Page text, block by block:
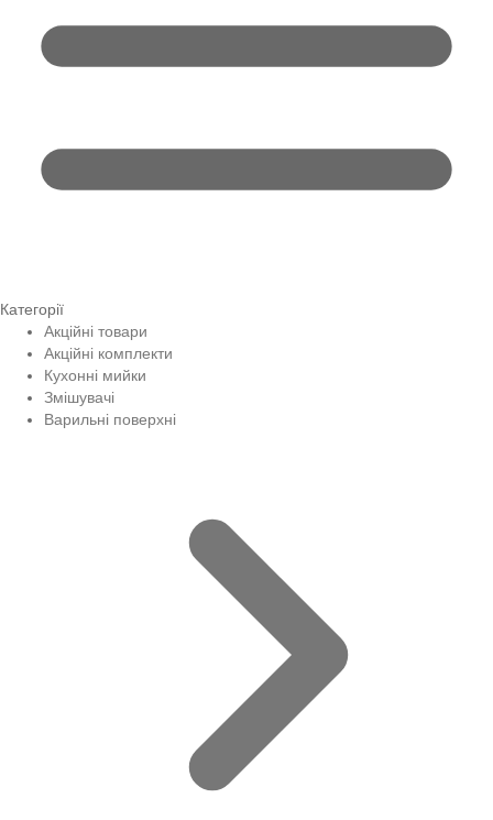
Категорії
Акційні товари
Акційні комплекти
Кухонні мийки
Змішувачі
Варильні поверхні